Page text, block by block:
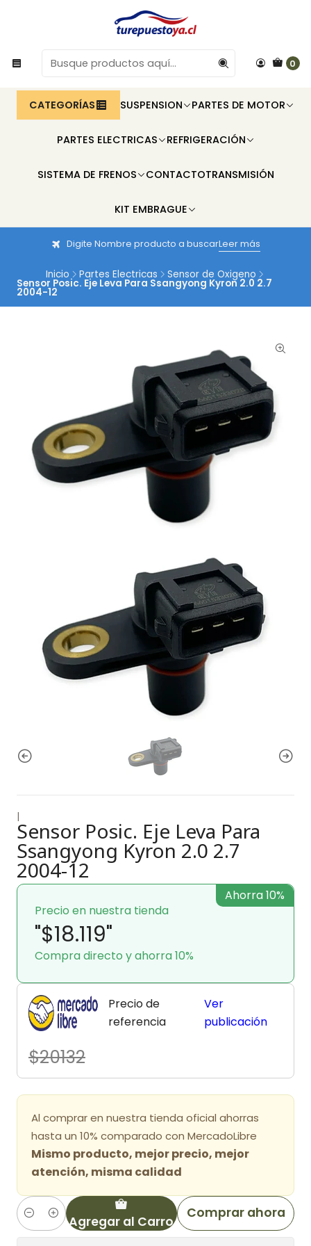
0
CATEGORÍAS SUSPENSION PARTES DE MOTOR
PARTES ELECTRICAS REFRIGERACIÓN
SISTEMA DE FRENOS CONTACTOTRANSMISIÓN
KIT EMBRAGUE
Digite Nombre producto a buscarLeer más
Inicio Partes Electricas Sensor de Oxigeno
Sensor Posic. Eje Leva Para Ssangyong Kyron 2.0 2.7
2004-12
|
Sensor Posic. Eje Leva Para
Ssangyong Kyron 2.0 2.7
2004-12
Precio en nuestra tienda
"$18.119"
Compra directo y ahorra 10%
Ahorra 10%
Precio de
referencia
$20132
Ver
publicación
Al comprar en nuestra tienda oficial ahorras
hasta un 10% comparado con MercadoLibre
Mismo producto, mejor precio, mejor
atención, misma calidad
Cantidad Agregar al Carro
Comprar ahora